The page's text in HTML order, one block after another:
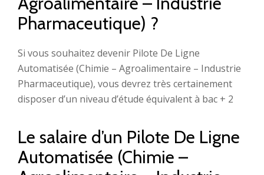
Pharmaceutique) ?
Si vous souhaitez devenir Pilote De Ligne
Automatisée (Chimie – Agroalimentaire – Industrie
Pharmaceutique), vous devrez très certainement
disposer d’un niveau d’étude équivalent à bac + 2
Le salaire d’un Pilote De Ligne
Automatisée (Chimie –